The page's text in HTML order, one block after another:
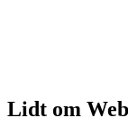
Lidt om